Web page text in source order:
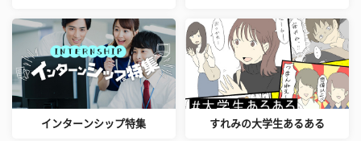
インターンシップ特集 すれみの大学生あるある